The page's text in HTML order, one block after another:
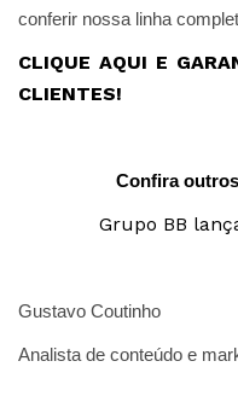
conferir nossa linha
CLIQUE AQUI E
CLIENTES!
Confira
Grupo BB
Gustavo Coutinho
Analista de conteúdo e